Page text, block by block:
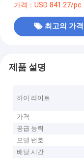
가격：USD 841.27/pc
최고의 가격
제품 설명
하이 라이트
가격
공급 능력
모델 번호
배달 시간